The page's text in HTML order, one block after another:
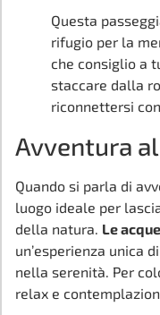
Questa
rifugio per la
che consiglio a
staccare dalla
riconnettersi
Avventura
Quando si parla di
luogo ideale per
della natura. Le
un’esperienza unica
nella serenità. Per
relax e